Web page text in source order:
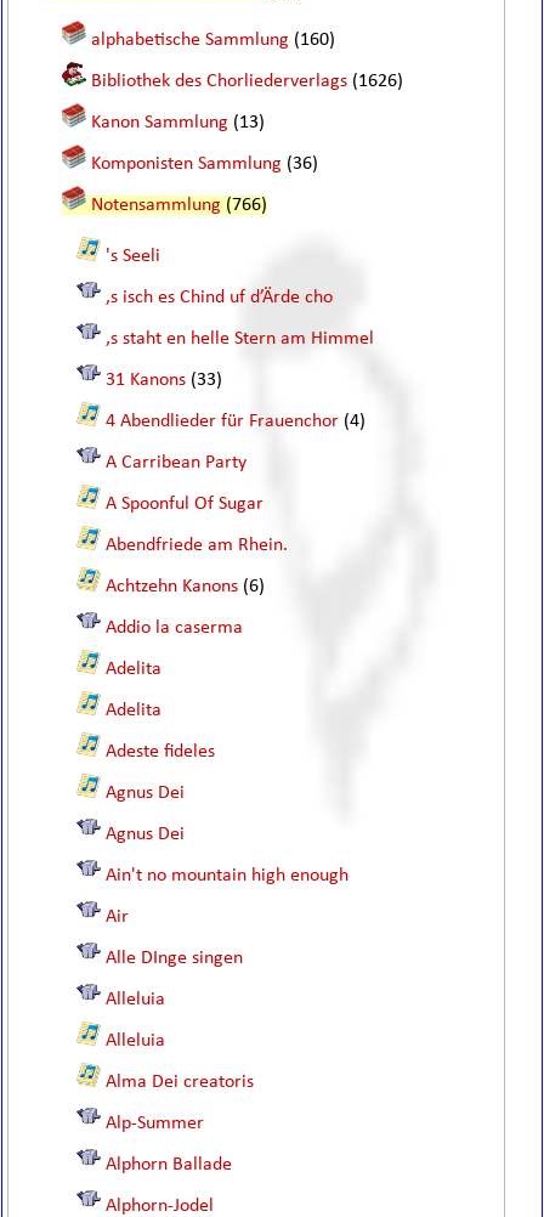
alphabetische Sammlung (160)
Bibliothek des Chorliederverlags (1626)
Kanon Sammlung (13)
Komponisten Sammlung (36)
Notensammlung (766)
's Seeli
,s isch es Chind uf d’Ärde cho
,s staht en helle Stern am Himmel
31 Kanons (33)
4 Abendlieder für Frauenchor (4)
A Carribean Party
A Spoonful Of Sugar
Abendfriede am Rhein.
Achtzehn Kanons (6)
Addio la caserma
Adelita
Adelita
Adeste fideles
Agnus Dei
Agnus Dei
Ain't no mountain high enough
Air
Alle DInge singen
Alleluia
Alleluia
Alma Dei creatoris
Alp-Summer
Alphorn Ballade
Alphorn-Jodel